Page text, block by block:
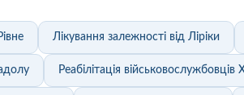
Лікування залежності від Ліріки
Реабілітація